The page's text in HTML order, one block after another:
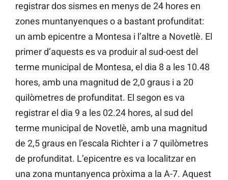
registrar dos sismes en menys de 24 hores en
zones muntanyenques o a bastant profunditat:
un amb epicentre a Montesa i l’altre a Novetlè. El
primer d’aquests es va produir al sud-oest del
terme municipal de Montesa, el dia 8 a les 10.48
hores, amb una magnitud de 2,0 graus i a 20
quilòmetres de profunditat. El segon es va
registrar el dia 9 a les 02.24 hores, al sud del
terme municipal de Novetlè, amb una magnitud
de 2,5 graus en l’escala Richter i a 7 quilòmetres
de profunditat. L’epicentre es va localitzar en
una zona muntanyenca pròxima a la A-7. Aquest